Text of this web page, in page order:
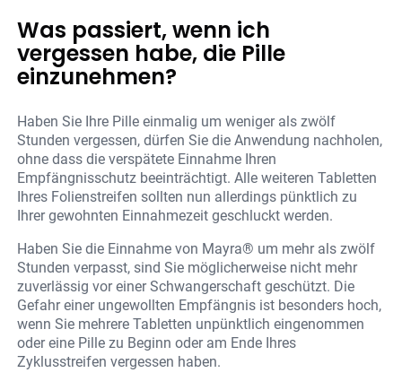
Was passiert, wenn ich
vergessen habe, die Pille
einzunehmen?
Haben Sie Ihre Pille einmalig um weniger als zwölf
Stunden vergessen, dürfen Sie die Anwendung nachholen,
ohne dass die verspätete Einnahme Ihren
Empfängnisschutz beeinträchtigt. Alle weiteren Tabletten
Ihres Folienstreifen sollten nun allerdings pünktlich zu
Ihrer gewohnten Einnahmezeit geschluckt werden.
Haben Sie die Einnahme von Mayra® um mehr als zwölf
Stunden verpasst, sind Sie möglicherweise nicht mehr
zuverlässig vor einer Schwangerschaft geschützt. Die
Gefahr einer ungewollten Empfängnis ist besonders hoch,
wenn Sie mehrere Tabletten unpünktlich eingenommen
oder eine Pille zu Beginn oder am Ende Ihres
Zyklusstreifen vergessen haben.